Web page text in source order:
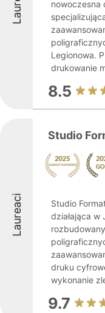
nowoczesna
Legionowa.
drukowanie
8.5
Laureaci
Studio
Studio
działająca w
druku
wykonanie
9.7